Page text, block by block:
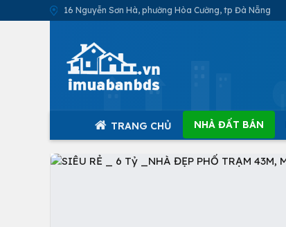
16 Nguyễn Sơn Hà, phường Hòa Cường, tp Đà Nẵng
TRANG CHỦ NHÀ ĐẤT BÁN